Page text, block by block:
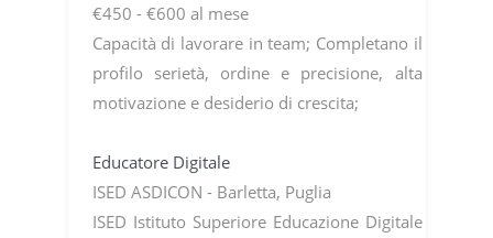
€450 - €600 al mese
Capacità di lavorare in team; Completano il
profilo serietà, ordine e precisione, alta
motivazione e desiderio di crescita;
Educatore Digitale
ISED ASDICON - Barletta, Puglia
ISED Istituto Superiore Educazione Digitale